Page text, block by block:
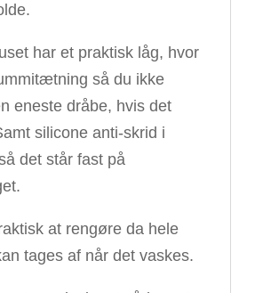
har et praktisk låg, hvor
så du ikke
eneste dråbe, hvis det
silicone anti-skrid i
det står fast på
at rengøre da hele
tages af når det vaskes.